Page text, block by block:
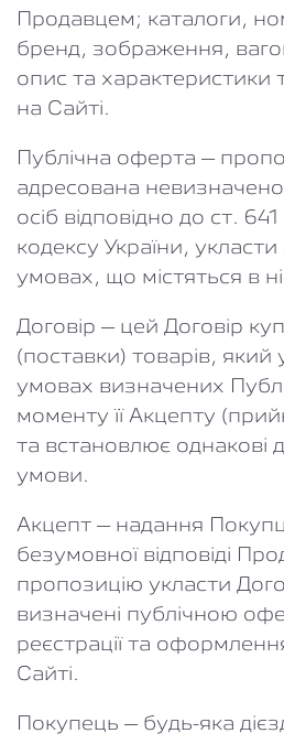
Продавцем; каталоги,
бренд, зображення,
опис та
на Сайті.
Публічна оферта –
адресована
осіб відповідно до ст.
кодексу України,
умовах, що містяться в
Договір – цей Договір
(поставки) товарів, який
умовах визначених
моменту її Акцепту
та встановлює однакові
умови.
Акцепт – надання
безумовної відповіді
пропозицію укласти
визначені публічною
реєстрації та
Сайті.
Покупець – будь-яка